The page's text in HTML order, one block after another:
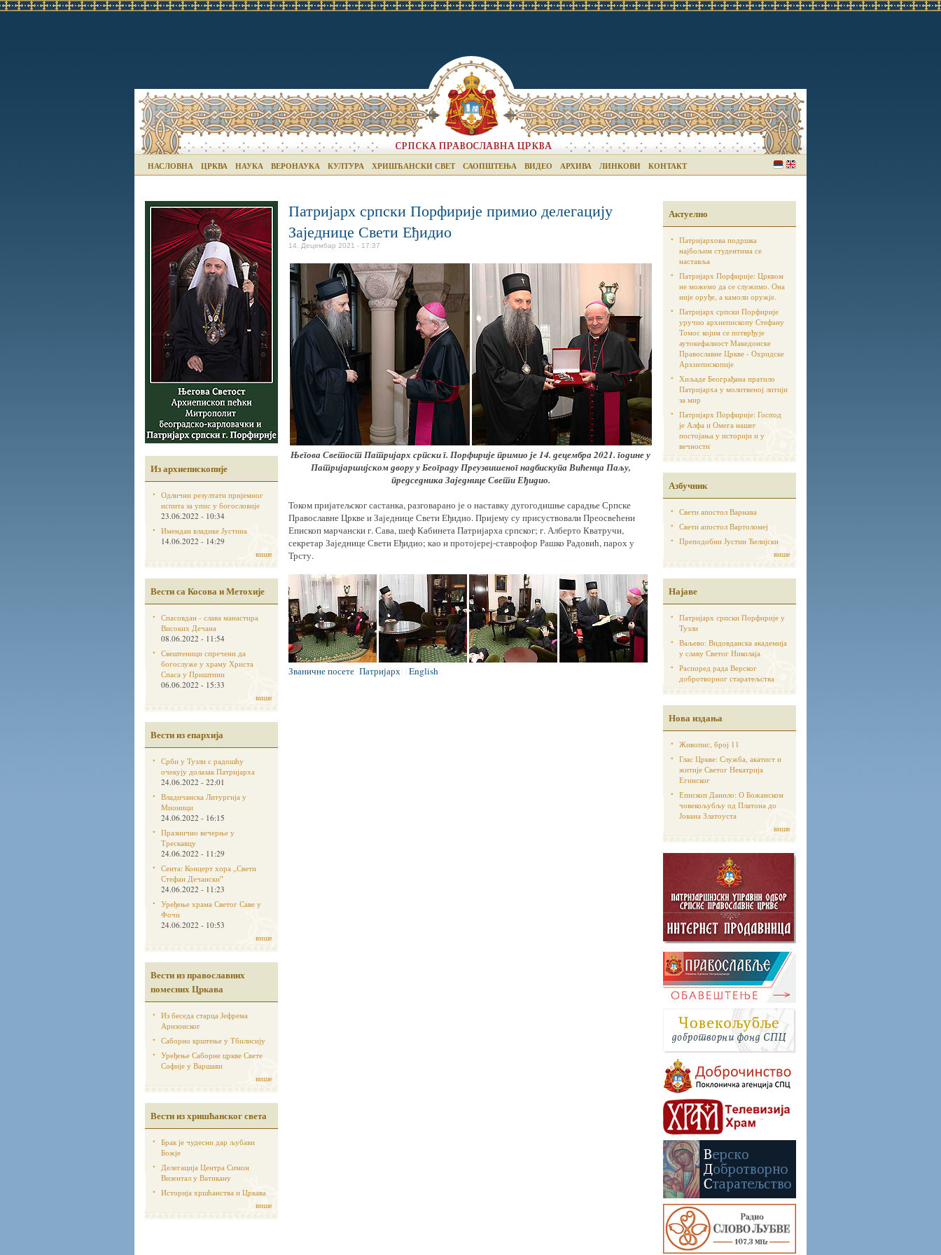
НАСЛОВНА ЦРКВА НАУКА ВЕРОНАУКА КУЛТУРА ХРИШЋАНСКИ СВЕТ САОПШТЕЊА ВИДЕО АРХИВА ЛИНКОВИ КОНТАКТ
Из архиепископије
Одлични резултати пријемног
испита за упис у богословије
23.06.2022 - 10:34
Имендан владике Јустина
14.06.2022 - 14:29
више
Вести са Косова и Метохије
Спасовдан - слава манастира
Високих Дечана
08.06.2022 - 11:54
Свештеници спречени да
богослуже у храму Христа
Спаса у Приштини
06.06.2022 - 15:33
више
Вести из епархија
Срби у Тузли с радошћу
очекују долазак Патријарха
24.06.2022 - 22:01
Владичанска Литургија у
Мионици
24.06.2022 - 16:15
Празнично вечерње у
Трескавцу
24.06.2022 - 11:29
Сента: Концерт хора „Свети
Стефан Дечанскиˮ
24.06.2022 - 11:23
Уређење храма Светог Саве у
Фочи
24.06.2022 - 10:53
више
Вести из православних
помесних Цркава
Из беседа старца Јефрема
Аризонског
Саборно крштење у Тбилисију
Уређење Саборне цркве Свете
Софије у Варшави
више
Вести из хришћанског света
Брак је чудесни дар љубави
Божје
Делегација Центра Симон
Визентал у Ватикану
Историја хршћанства и Цркава
више
Патријарх српски Порфирије примио делегацију
Заједнице Свети Еђидио
14. Децембар 2021 - 17:37
Његова Светост Патријарх српски г. Порфирије примио је 14. децембра 2021. године у
Патријаршијском двору у Београду Преузвишеног надбискупа Вићенца Паљу,
председника Заједнице Свети Еђидио.
Током пријатељског састанка, разговарано је о наставку дугогодишње сарадње Српске
Православне Цркве иЗаједнице Свети Еђидио.Пријему су присуствовали Преосвећени
Епископ марчански г. Сава,шеф Кабинета Патријарха српског; г.Алберто Кватручи,
секретар ЗаједницеСвети Еђидио; као и протојереј-ставрофор Рашко Радовић, парох у
Трсту.
Званичне посете Патријарх English
Актуелно
Патријархова подршка
најбољим студентима се
наставља
Патријарх Порфирије: Црквом
не можемо да се служимо. Она
није оруђе, а камоли оружје.
Патријарх српски Порфирије
уручио архиепископу Стефану
Томос којим се потврђује
аутoкефалност Македонске
Православне Цркве - Охридске
Архиепископије
Хиљаде Београђана пратило
Патријарха у молитвеној литији
за мир
Патријарх Порфирије: Господ
је Алфа и Омега нашег
постојања у историји и у
вечности
Азбучник
Свети апостол Варнава
Свети апостол Вартоломеј
Преподобни Јустин Ћелијски
више
Најаве
Патријарх српски Порфирије у
Тузли
Ваљево: Видовданска академија
у славу Светог Николаја
Распоред рада Верског
добротворног старатељства
Нова издања
Живопис, број 11
Глас Цркве: Служба, акатист и
житије Светог Некатрија
Егинског
Епископ Данило: О Божанском
човекољубљу од Платона до
Јована Златоуста
више